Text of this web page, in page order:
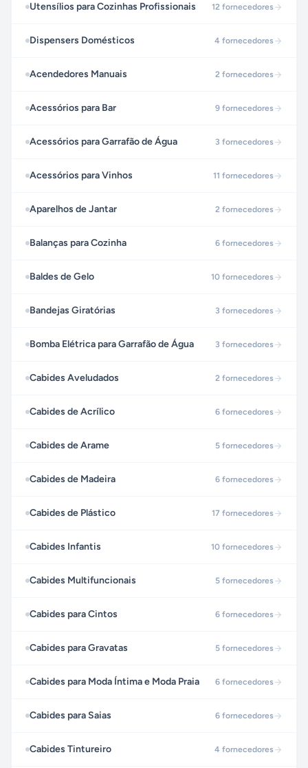
Utensílios para Cozinhas Profissionais 12 fornecedores
Dispensers Domésticos 4 fornecedores
Acendedores Manuais 2 fornecedores
Acessórios para Bar 9 fornecedores
Acessórios para Garrafão de Água 3 fornecedores
Acessórios para Vinhos 11 fornecedores
Aparelhos de Jantar 2 fornecedores
Balanças para Cozinha 6 fornecedores
Baldes de Gelo 10 fornecedores
Bandejas Giratórias 3 fornecedores
Bomba Elétrica para Garrafão de Água 3 fornecedores
Cabides Aveludados 2 fornecedores
Cabides de Acrílico 6 fornecedores
Cabides de Arame 5 fornecedores
Cabides de Madeira 6 fornecedores
Cabides de Plástico 17 fornecedores
Cabides Infantis 10 fornecedores
Cabides Multifuncionais 5 fornecedores
Cabides para Cintos 6 fornecedores
Cabides para Gravatas 5 fornecedores
Cabides para Moda Íntima e Moda Praia 6 fornecedores
Cabides para Saias 6 fornecedores
Cabides Tintureiro 4 fornecedores